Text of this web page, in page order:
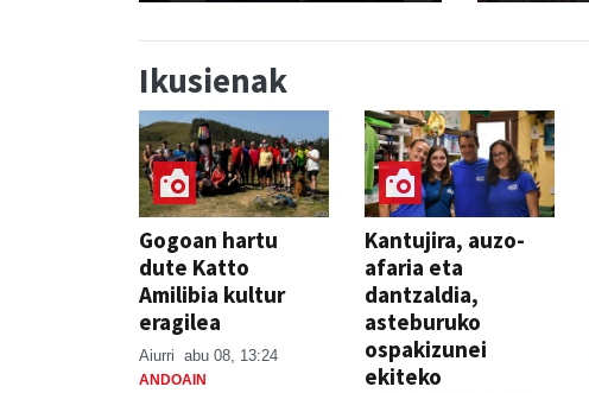
Ikusienak
Gogoan hartu
dute Katto
Amilibia kultur
eragilea
Aiurri abu 08, 13:24
ANDOAIN
Kantujira, auzo-
afaria eta
dantzaldia,
asteburuko
ospakizunei
ekiteko